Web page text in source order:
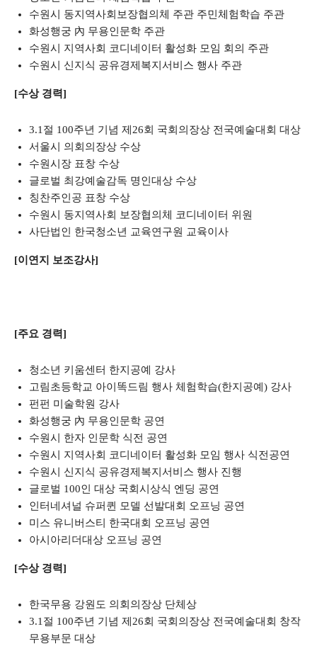
수원시 동지역사회보장협의체 주관 주민체험학습 주관
화성행궁 內 무용인문학 주관
수원시 지역사회 코디네이터 활성화 모임 회의 주관
수원시 신지식 공유경제복지서비스 행사 주관
[수상 경력]
3.1절 100주년 기념 제26회 국회의장상 전국예술대회 대상
서울시 의회의장상 수상
수원시장 표창 수상
글로벌 최강예술감독 명인대상 수상
칭찬주인공 표창 수상
수원시 동지역사회 보장협의체 코디네이터 위원
사단법인 한국청소년 교육연구원 교육이사
[이연지 보조강사]
[주요 경력]
청소년 키움센터 한지공예 강사
고림초등학교 아이똑드림 행사 체험학습(한지공예) 강사
펀펀 미술학원 강사
화성행궁 內 무용인문학 공연
수원시 한자 인문학 식전 공연
수원시 지역사회 코디네이터 활성화 모임 행사 식전공연
수원시 신지식 공유경제복지서비스 행사 진행
글로벌 100인 대상 국회시상식 엔딩 공연
인터네셔널 슈퍼퀸 모델 선발대회 오프닝 공연
미스 유니버스티 한국대회 오프닝 공연
아시아리더대상 오프닝 공연
[수상 경력]
한국무용 강원도 의회의장상 단체상
3.1절 100주년 기념 제26회 국회의장상 전국예술대회 창작
무용부문 대상